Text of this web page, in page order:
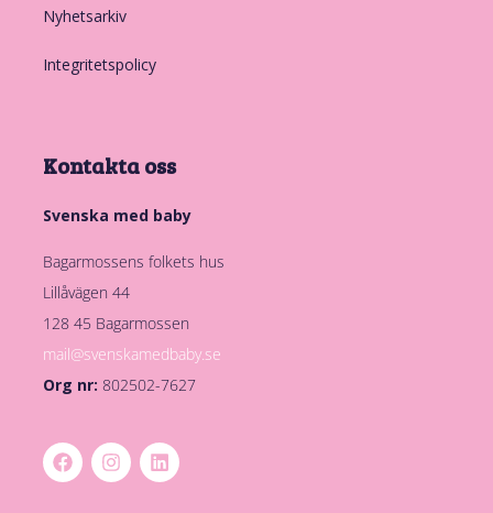
Nyhetsarkiv
Integritetspolicy
Kontakta oss
Svenska med baby
Bagarmossens folkets hus
Lillåvägen 44
128 45 Bagarmossen
mail@svenskamedbaby.se
Org nr: 802502-7627